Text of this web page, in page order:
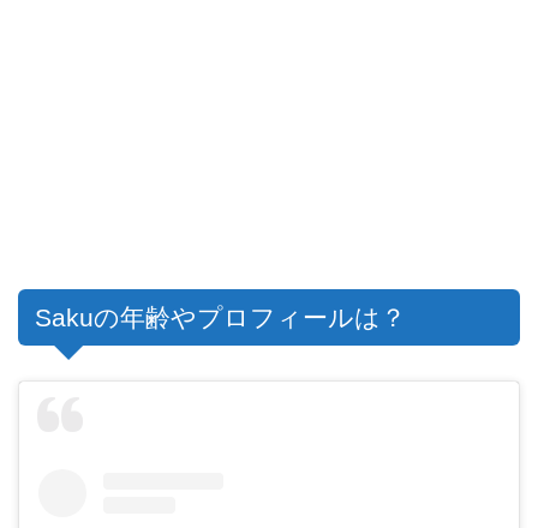
Sakuの年齢やプロフィールは？